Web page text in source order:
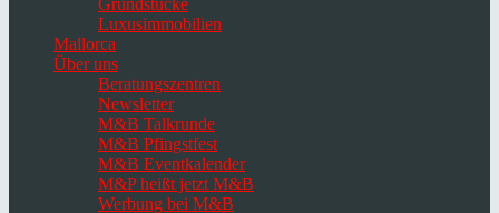
Grundstücke
Luxusimmobilien
Mallorca
Über uns
Beratungszentren
Newsletter
M&B Talkrunde
M&B Pfingstfest
M&B Eventkalender
M&P heißt jetzt M&B
Werbung bei M&B